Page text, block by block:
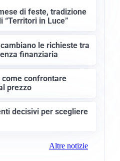
di feste, tradizione
“Territori in Luce”
le richieste tra
finanziaria
confrontare
prezzo
decisivi per scegliere
Altre notizie